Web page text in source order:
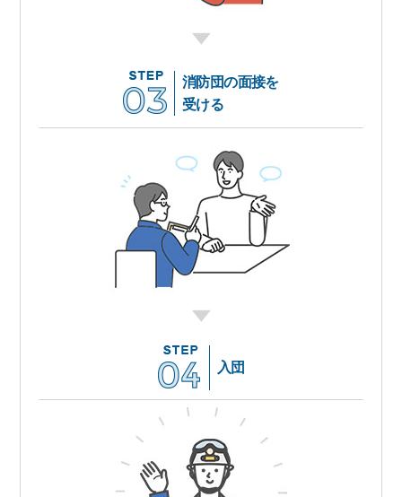
消防団の面接を
受ける
入団